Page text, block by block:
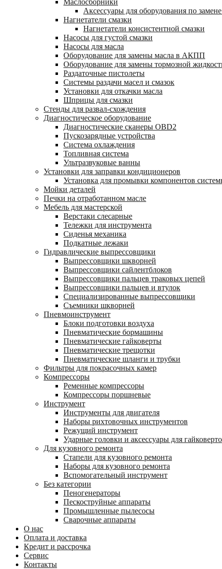
Маслосборники
Аксессуары для оборудования по
Нагнетатели смазки
Нагнетатели консистентной смазки
Насосы для густой смазки
Насосы для масла
Оборудование для замены масла в АКПП
Оборудование для замены тормозной
Раздаточные пистолеты
Системы раздачи масел и смазок
Установки для откачки масла
Шприцы для смазки
Стенды для развал-схождения
Диагностическое оборудование
Диагностические сканеры OBD2
Пускозарядные устройства
Система охлаждения
Топливная система
Ультразвуковые ванны
Установки для заправки кондиционеров
Установка для промывки компонентов
Мойки деталей
Печки на отработанном масле
Мебель для мастерской
Верстаки слесарные
Тележки для инструмента
Сиденья механика
Подкатные лежаки
Гидравлические выпрессовщики
Выпрессовщики шкворней
Выпрессовщики сайлентблоков
Выпрессовщики пальцев траковых цепей
Выпрессовщики пальцев и втулок
Специализированные выпрессовщики
Cъемники шкворней
Пневмоинструмент
Блоки подготовки воздуха
Пневматические бормашины
Пневматические гайковерты
Пневматические трещотки
Пневматические шланги и трубки
Фильтры для покрасочных камер
Компрессоры
Ременные компрессоры
Компрессоры поршневые
Инструмент
Инструменты для двигателя
Наборы рихтовочных инструментов
Режущий инструмент
Ударные головки и аксессуары для
Для кузовного ремонта
Стапели для кузовного ремонта
Наборы для кузовного ремонта
Вспомогательный инструмент
Без категории
Пеногенераторы
Пескоструйные аппараты
Промышленные пылесосы
Сварочные аппараты
О нас
Оплата и доставка
Кредит и рассрочка
Сервис
Контакты